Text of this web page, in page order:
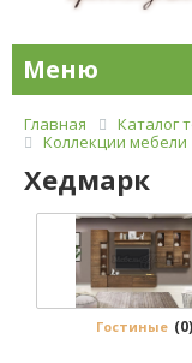
Меню
Главная Каталог
Коллекции мебели
Хедмарк
Гостиные (0)